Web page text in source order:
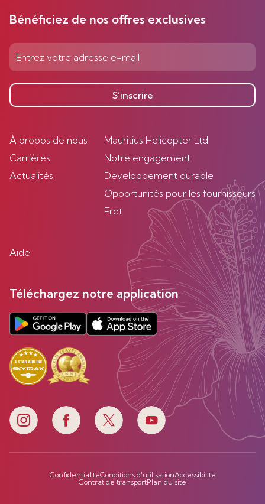
Bénéficiez de nos offres exclusives
S’inscrire
À propos de nous
Carrières
Actualités
Mauritius Helicopter Ltd
Notre engagement
Developpement durable
Opportunités pour les fournisseurs
Fret
Aide
Téléchargez notre application
ConfidentialitéConditions d'utilisationAccessibilité
Contrat de transportPlan du site